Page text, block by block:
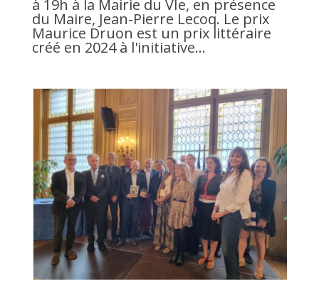
à 19h à la Mairie du VIe, en présence
du Maire, Jean-Pierre Lecoq. Le prix
Maurice Druon est un prix littéraire
créé en 2024 à l'initiative...